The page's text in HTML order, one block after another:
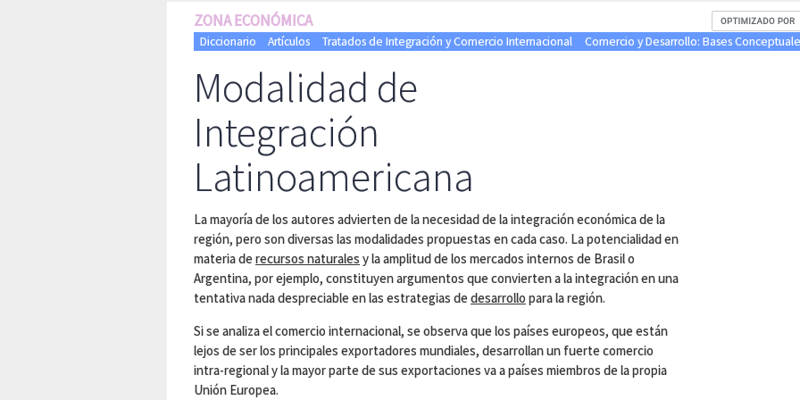
ZONA ECONÓMICA
Diccionario Artículos Tratados de Integración y Comercio Internacional Comercio y Desarrollo: Bases
Modalidad de
Integración
Latinoamericana
La mayoría de los autores advierten de la necesidad de la integración económica de la
región, pero son diversas las modalidades propuestas en cada caso. La potencialidad en
materia derecursos naturales y la amplitud de los mercados internos de Brasil o
Argentina, por ejemplo, constituyen argumentos que convierten a la integración en una
tentativa nada despreciable en las estrategias dedesarrollo para la región.
Si se analiza el comercio internacional, se observa que los países europeos, que están
lejos de ser los principales exportadores mundiales, desarrollan un fuerte comercio
intra-regional y la mayor parte de sus exportaciones va a países miembros de la propia
Unión Europea.